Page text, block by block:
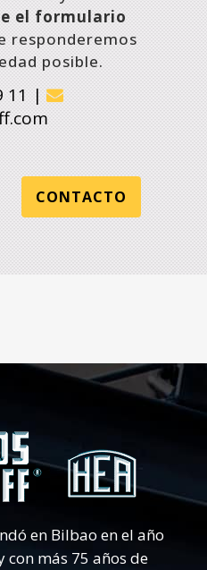
el formulario
responderemos
posible.
11 |
CONTACTO
en Bilbao en el año
con más 75 años de